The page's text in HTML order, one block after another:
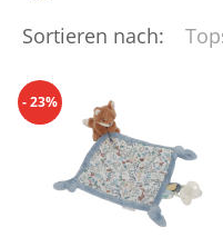
Sortieren nach:
- 23%